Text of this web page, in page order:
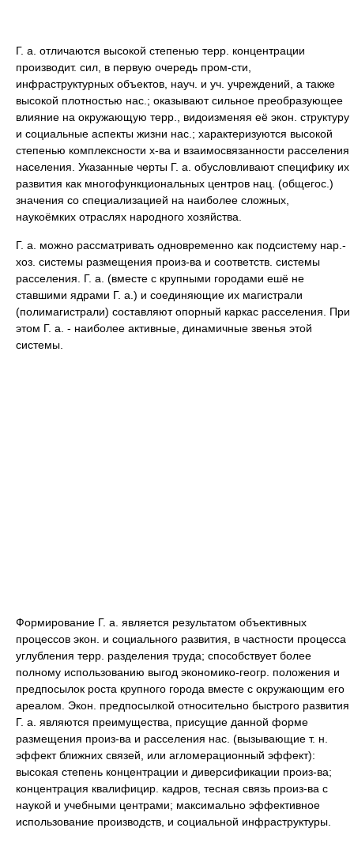
Г. а. отличаются высокой степенью терр. концентрации
производит. сил, в первую очередь пром-сти,
инфраструктурных объектов, науч. и уч. учреждений, а также
высокой плотностью нас.; оказывают сильное преобразующее
влияние на окружающую терр., видоизменяя её экон. структуру
и социальные аспекты жизни нас.; характеризуются высокой
степенью комплексности х-ва и взаимосвязанности расселения
населения. Указанные черты Г. а. обусловливают специфику их
развития как многофункциональных центров нац. (общегос.)
значения со специализацией на наиболее сложных,
наукоёмких отраслях народного хозяйства.
Г. а. можно рассматривать одновременно как подсистему нар.-
хоз. системы размещения произ-ва и соответств. системы
расселения. Г. а. (вместе с крупными городами ешё не
ставшими ядрами Г. а.) и соединяющие их магистрали
(полимагистрали) составляют опорный каркас расселения. При
этом Г. а. - наиболее активные, динамичные звенья этой
системы.
Формирование Г. а. является результатом объективных
процессов экон. и социального развития, в частности процесса
углубления терр. разделения труда; способствует более
полному использованию выгод экономико-геогр. положения и
предпосылок роста крупного города вместе с окружающим его
ареалом. Экон. предпосылкой относительно быстрого развития
Г. а. являются преимущества, присущие данной форме
размещения произ-ва и расселения нас. (вызывающие т. н.
эффект ближних связей, или агломерационный эффект):
высокая степень концентрации и диверсификации произ-ва;
концентрация квалифицир. кадров, тесная связь произ-ва с
наукой и учебными центрами; максимально эффективное
использование производств, и социальной инфраструктуры.